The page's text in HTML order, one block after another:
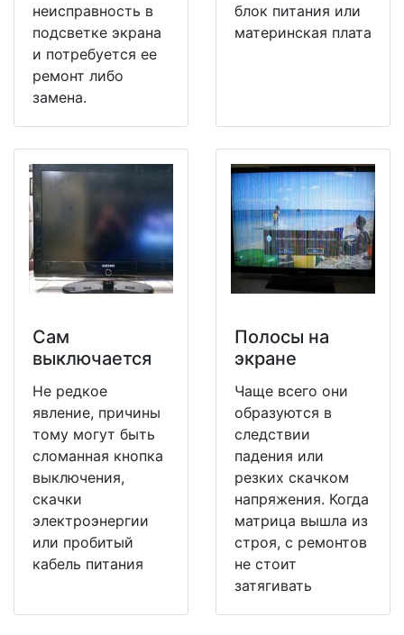
неисправность в
подсветке экрана
и потребуется ее
ремонт либо
замена.
блок питания или
материнская плата
Сам
выключается
Не редкое
явление, причины
тому могут быть
сломанная кнопка
выключения,
скачки
электроэнергии
или пробитый
кабель питания
Полосы на
экране
Чаще всего они
образуются в
следствии
падения или
резких скачком
напряжения. Когда
матрица вышла из
строя, с ремонтов
не стоит
затягивать